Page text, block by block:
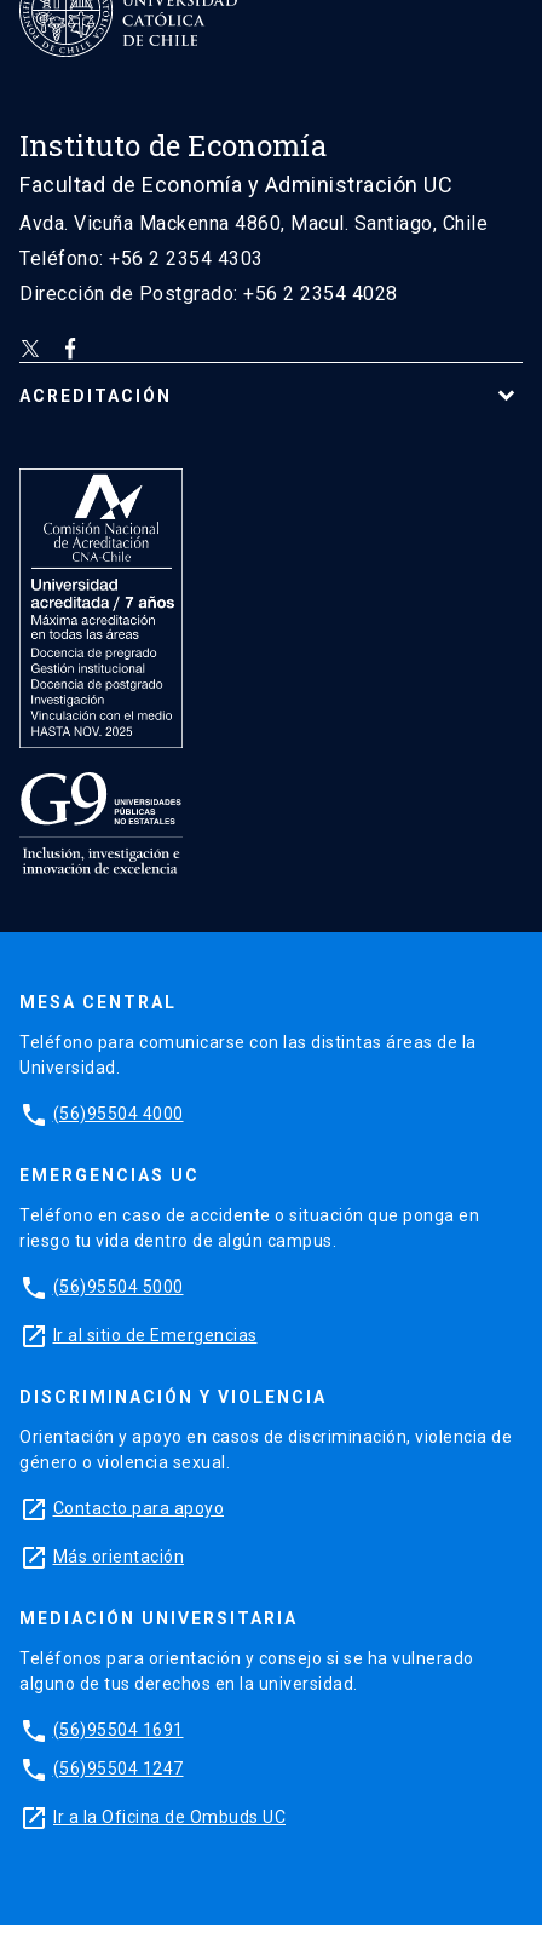
Instituto de Economía
Facultad de Economía y Administración UC
Avda. Vicuña Mackenna 4860, Macul. Santiago, Chile
Teléfono: +56 2 2354 4303
Dirección de Postgrado: +56 2 2354 4028
ACREDITACIÓN
MESA CENTRAL
Teléfono para comunicarse con las distintas áreas de la
Universidad.
phone (56)95504 4000
EMERGENCIAS UC
Teléfono en caso de accidente o situación que ponga en
riesgo tu vida dentro de algún campus.
phone (56)95504 5000
launch Ir al sitio de Emergencias
DISCRIMINACIÓN Y VIOLENCIA
Orientación y apoyo en casos de discriminación, violencia de
género o violencia sexual.
launch Contacto para apoyo
launch Más orientación
MEDIACIÓN UNIVERSITARIA
Teléfonos para orientación y consejo si se ha vulnerado
alguno de tus derechos en la universidad.
phone (56)95504 1691
phone (56)95504 1247
launch Ir a la Oficina de Ombuds UC